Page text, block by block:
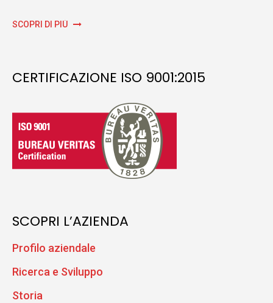
SCOPRI DI PIÙ
CERTIFICAZIONE ISO 9001:2015
SCOPRI L’AZIENDA
Profilo aziendale
Ricerca e Sviluppo
Storia